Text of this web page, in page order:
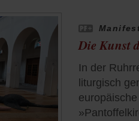
Die Kunst
In der
liturgisch